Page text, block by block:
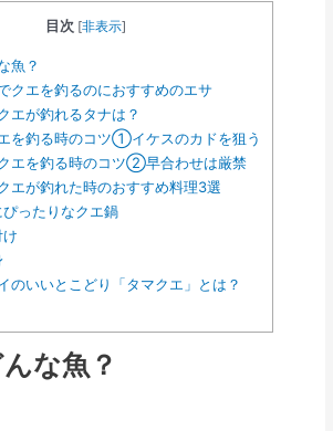
目次 [非表示]
魚？
クエを釣るのにおすすめのエサ
エが釣れるタナは？
を釣る時のコツ①イケスのカドを狙う
エを釣る時のコツ②早合わせは厳禁
エが釣れた時のおすすめ料理3選
ったりなクエ鍋
のいいとこどり「タマクエ」とは？
な魚？